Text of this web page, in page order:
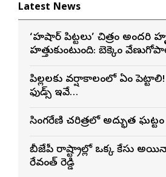
Latest News
‘హుషార్‌ పిట్టలు’ చిత్రం
హత్తుకుంటుంది: బెక్కెం
పిల్లలకు వర్షాకాలంలో ఏం
ఫుడ్స్ ఇవే…
సింగరేణి చరిత్రలో అద్భుత ఘట్టం
బీజేపీ రాష్ట్రాల్లో ఒక్క కేసు
రేవంత్ రెడ్డి